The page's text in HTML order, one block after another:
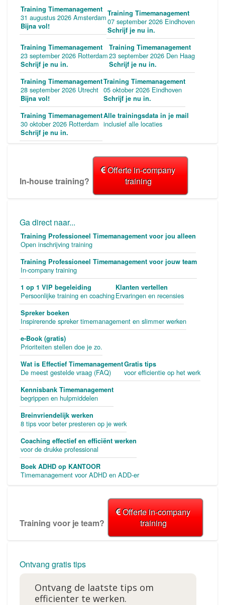
Training Timemanagement
31 augustus 2026 Amsterdam
Bijna vol!
Training Timemanagement
07 september 2026 Eindhoven
Schrijf je nu in.
Training Timemanagement
23 september 2026 Rotterdam
Schrijf je nu in.
Training Timemanagement
23 september 2026 Den Haag
Schrijf je nu in.
Training Timemanagement
28 september 2026 Utrecht
Bijna vol!
Training Timemanagement
05 oktober 2026 Eindhoven
Schrijf je nu in.
Training Timemanagement
30 oktober 2026 Rotterdam
Schrijf je nu in.
Alle trainingsdata in je mail
inclusief alle locaties
In-house training?
Offerte in-company
training
Ga direct naar...
Training Professioneel Timemanagement voor jou alleen
Open inschrijving training
Training Professioneel Timemanagement voor jouw team
In-company training
1 op 1 VIP begeleiding
Persoonlijke training en coaching
Klanten vertellen
Ervaringen en recensies
Spreker boeken
Inspirerende spreker timemanagement en slimmer werken
e-Book (gratis)
Prioriteiten stellen doe je zo.
Wat is Effectief Timemanagement
De meest gestelde vraag (FAQ)
Gratis tips
voor efficientie op het werk
Kennisbank Timemanagement
begrippen en hulpmiddelen
Breinvriendelijk werken
8 tips voor beter presteren op je werk
Coaching effectief en efficiënt werken
voor de drukke professional
Boek ADHD op KANTOOR
Timemanagement voor ADHD en ADD-er
Training voor je team?
Offerte in-company
training
Ontvang gratis tips
Ontvang de laatste tips om
efficienter te werken.